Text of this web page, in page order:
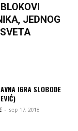
JEDNOG
IGRA SLOBODE
- sep 17, 2018